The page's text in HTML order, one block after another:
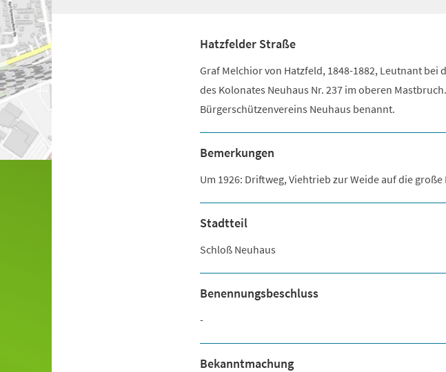
Hatzfelder Straße
Graf Melchior von Hatzfeld, 1848-1882, Leutnant bei
des Kolonates Neuhaus Nr. 237 im oberen
Bürgerschützenvereins Neuhaus benannt.
Bemerkungen
Um 1926: Driftweg, Viehtrieb zur Weide auf die
Stadtteil
Schloß Neuhaus
Benennungsbeschluss
-
Bekanntmachung